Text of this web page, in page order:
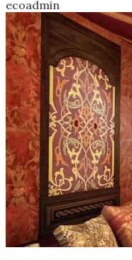
ecoadmin